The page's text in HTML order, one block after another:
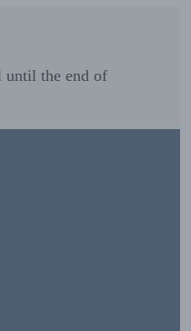
until the end of